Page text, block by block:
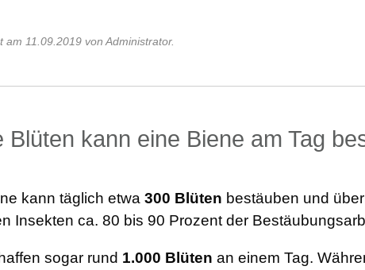
am 11.09.2019 von Administrator.
Blüten kann eine Biene am Tag
kann täglich etwa 300 Blüten bestäuben und
Insekten ca. 80 bis 90 Prozent der
sogar rund 1.000 Blüten an einem Tag.